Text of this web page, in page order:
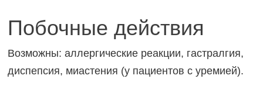
Побочные действия
Возможны: аллергические реакции, гастралгия,
диспепсия, миастения (у пациентов с уремией).